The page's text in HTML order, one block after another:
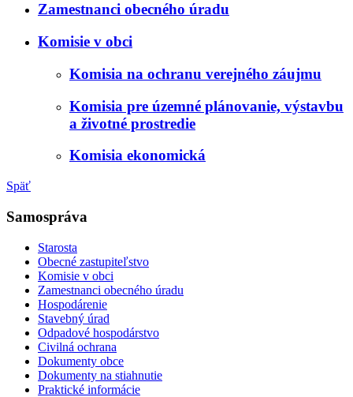
Zamestnanci obecného úradu
Komisie v obci
Komisia na ochranu verejného záujmu
Komisia pre územné plánovanie, výstavbu
a životné prostredie
Komisia ekonomická
Späť
Samospráva
Starosta
Obecné zastupiteľstvo
Komisie v obci
Zamestnanci obecného úradu
Hospodárenie
Stavebný úrad
Odpadové hospodárstvo
Civilná ochrana
Dokumenty obce
Dokumenty na stiahnutie
Praktické informácie